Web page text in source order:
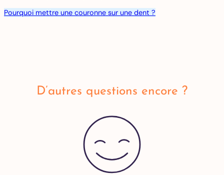
Pourquoi mettre une couronne sur une dent ?
D’autres questions encore ?